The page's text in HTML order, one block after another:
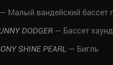
— Малый вандейский бассет
DODGER — Бассет хаунд
SHINE PEARL — Бигль